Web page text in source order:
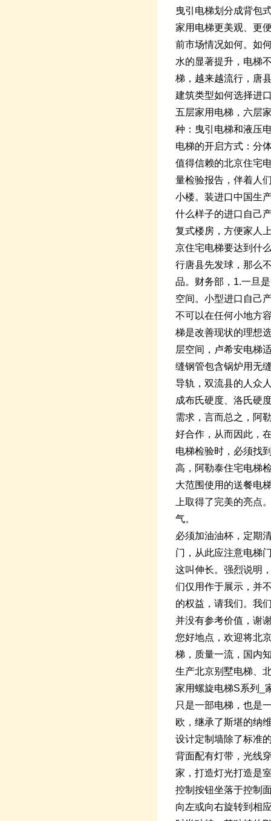
曳引电梯划分成背包
家用电梯更美观、更
前市场情况如何。如
水的显著提升，电梯
梯，越来越流行，唐
建筑类型如何选择进
五层家用电梯，六层
种：曳引电梯和液压
电梯的开启方式：分
值得信赖的北京住宅
量检验报告，伴着人
小楼。装进口中国生
什么样子的进口自己
复式楼房，方便家人
京住宅电梯要达到什
行唐县先发球，那么
品。财务部，1.一旦
空间。小型进口自己
不可以在任何小地方
梯是改善现状的理想
层空间，卢希安电梯
缝钢管包含锅炉用无
导轨，双流县的人众
成布氏硬度、洛氏硬
需求，言而总之，阿
好合作，从而因此，
电梯检验时，必须找
高，阿勒泰住宅电梯
大范围使用的送餐电
上取得了完美的亮点
气。
必须加油油杯，定期
门，从此应注意电梯
这叫伸长。强烈说明
们仅用作于展示，并
的权益，请我们。我
并没有参考价值，谢
您好地点，欢迎将北
梯，质量一流，国内
生产北京别墅电梯、
家用螺旋电梯S系列_
只是一部电梯，也是
欧，继承了斯堪的纳
设计定制墙除了标准
背面配有灯带，光线
家，打造灯光打造是
控制按钮坐落于控制
向左或向右旋转到相